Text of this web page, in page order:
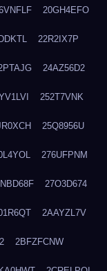
20GH4EFO
22R2IX7P
24AZ56D2
252T7VNK
25Q8956U
276UFPNM
27O3D674
2AAYZL7V
2BFZFCNW